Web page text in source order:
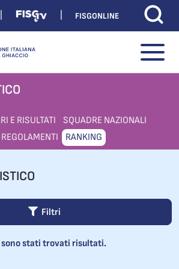
FISGONLINE
E RISULTATI
SQUADRE NAZIONALI
REGOLAMENTI RANKING
Filtri
sono stati trovati risultati.